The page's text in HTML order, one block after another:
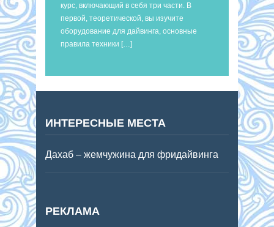
курс, включающий в себя три части. В
первой, теоретической, вы изучите
оборудование для дайвинга, основные
правила техники […]
ИНТЕРЕСНЫЕ МЕСТА
Дахаб – жемчужина для фридайвинга
РЕКЛАМА